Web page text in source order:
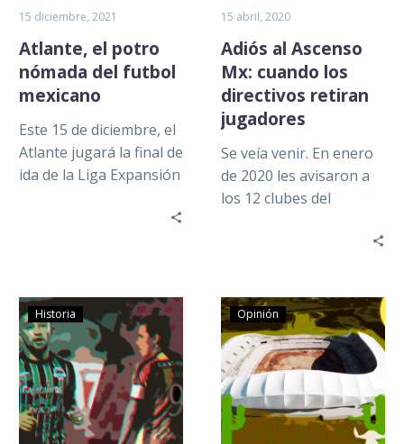
15 diciembre, 2021
Atlante, el potro
nómada del futbol
mexicano
Este 15 de diciembre, el
Atlante jugará la final de
ida de la Liga Expansión
15 abril, 2020
Adiós al Ascenso
Mx: cuando los
directivos retiran
jugadores
Se veía venir. En enero
de 2020 les avisaron a
los 12 clubes del
Historia Opinión